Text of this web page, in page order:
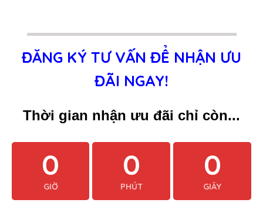
ĐĂNG KÝ TƯ VẤN ĐỂ NHẬN ƯU
ĐÃI NGAY!
Thời gian nhận ưu đãi chỉ còn...
0
GIỜ
0
PHÚT
0
GIÂY